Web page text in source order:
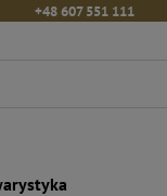
+48 607 551 111